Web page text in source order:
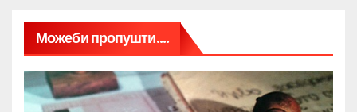
Можеби пропушти....